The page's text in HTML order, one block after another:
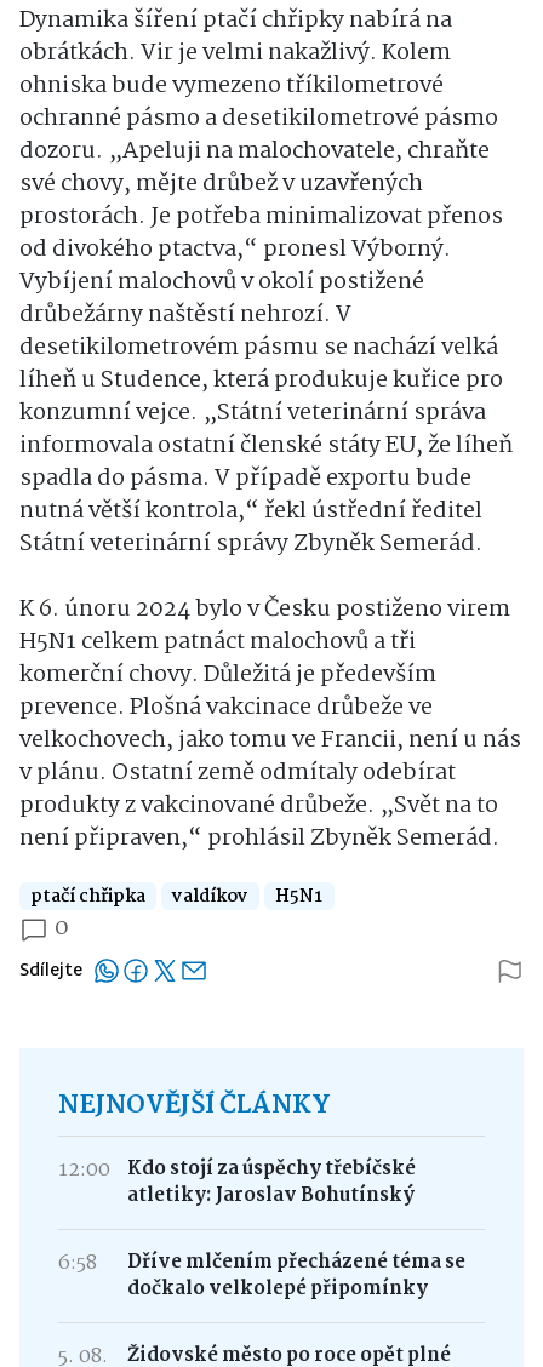
Dynamika šíření ptačí chřipky nabírá na
obrátkách. Vir je velmi nakažlivý. Kolem
ohniska bude vymezeno tříkilometrové
ochranné pásmo a desetikilometrové pásmo
dozoru. „Apeluji na malochovatele, chraňte
své chovy, mějte drůbež v uzavřených
prostorách. Je potřeba minimalizovat přenos
od divokého ptactva,“ pronesl Výborný.
Vybíjení malochovů v okolí postižené
drůbežárny naštěstí nehrozí. V
desetikilometrovém pásmu se nachází velká
líheň u Studence, která produkuje kuřice pro
konzumní vejce. „Státní veterinární správa
informovala ostatní členské státy EU, že líheň
spadla do pásma. V případě exportu bude
nutná větší kontrola,“ řekl ústřední ředitel
Státní veterinární správy Zbyněk Semerád.
K 6. únoru 2024 bylo v Česku postiženo virem
H5N1 celkem patnáct malochovů a tři
komerční chovy. Důležitá je především
prevence. Plošná vakcinace drůbeže ve
velkochovech, jako tomu ve Francii, není u nás
v plánu. Ostatní země odmítaly odebírat
produkty z vakcinované drůbeže. „Svět na to
není připraven,“ prohlásil Zbyněk Semerád.
ptačí chřipka valdíkov H5N1
0
Sdílejte
NEJNOVĚJŠÍ ČLÁNKY
12:00
Kdo stojí za úspěchy třebíčské
atletiky: Jaroslav Bohutínský
6:58
Dříve mlčením přecházené téma se
dočkalo velkolepé připomínky
5. 08.
Židovské město po roce opět plné